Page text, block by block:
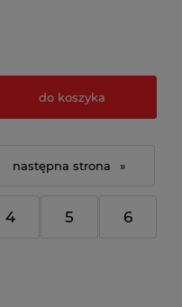
do koszyka
4 5 6
»